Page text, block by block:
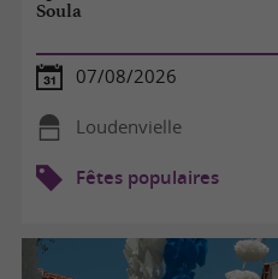
Soula
07/08/2026
Loudenvielle
Fêtes populaires